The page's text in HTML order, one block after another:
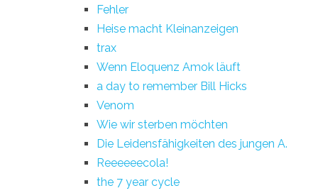
Fehler
Heise macht Kleinanzeigen
trax
Wenn Eloquenz Amok läuft
a day to remember Bill Hicks
Venom
Wie wir sterben möchten
Die Leidensfähigkeiten des jungen A.
Reeeeeecola!
the 7 year cycle